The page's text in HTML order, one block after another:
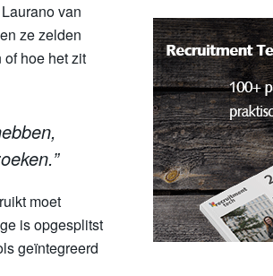
van
ze zelden
hoe het zit
moet
is opgesplitst
geïntegreerd